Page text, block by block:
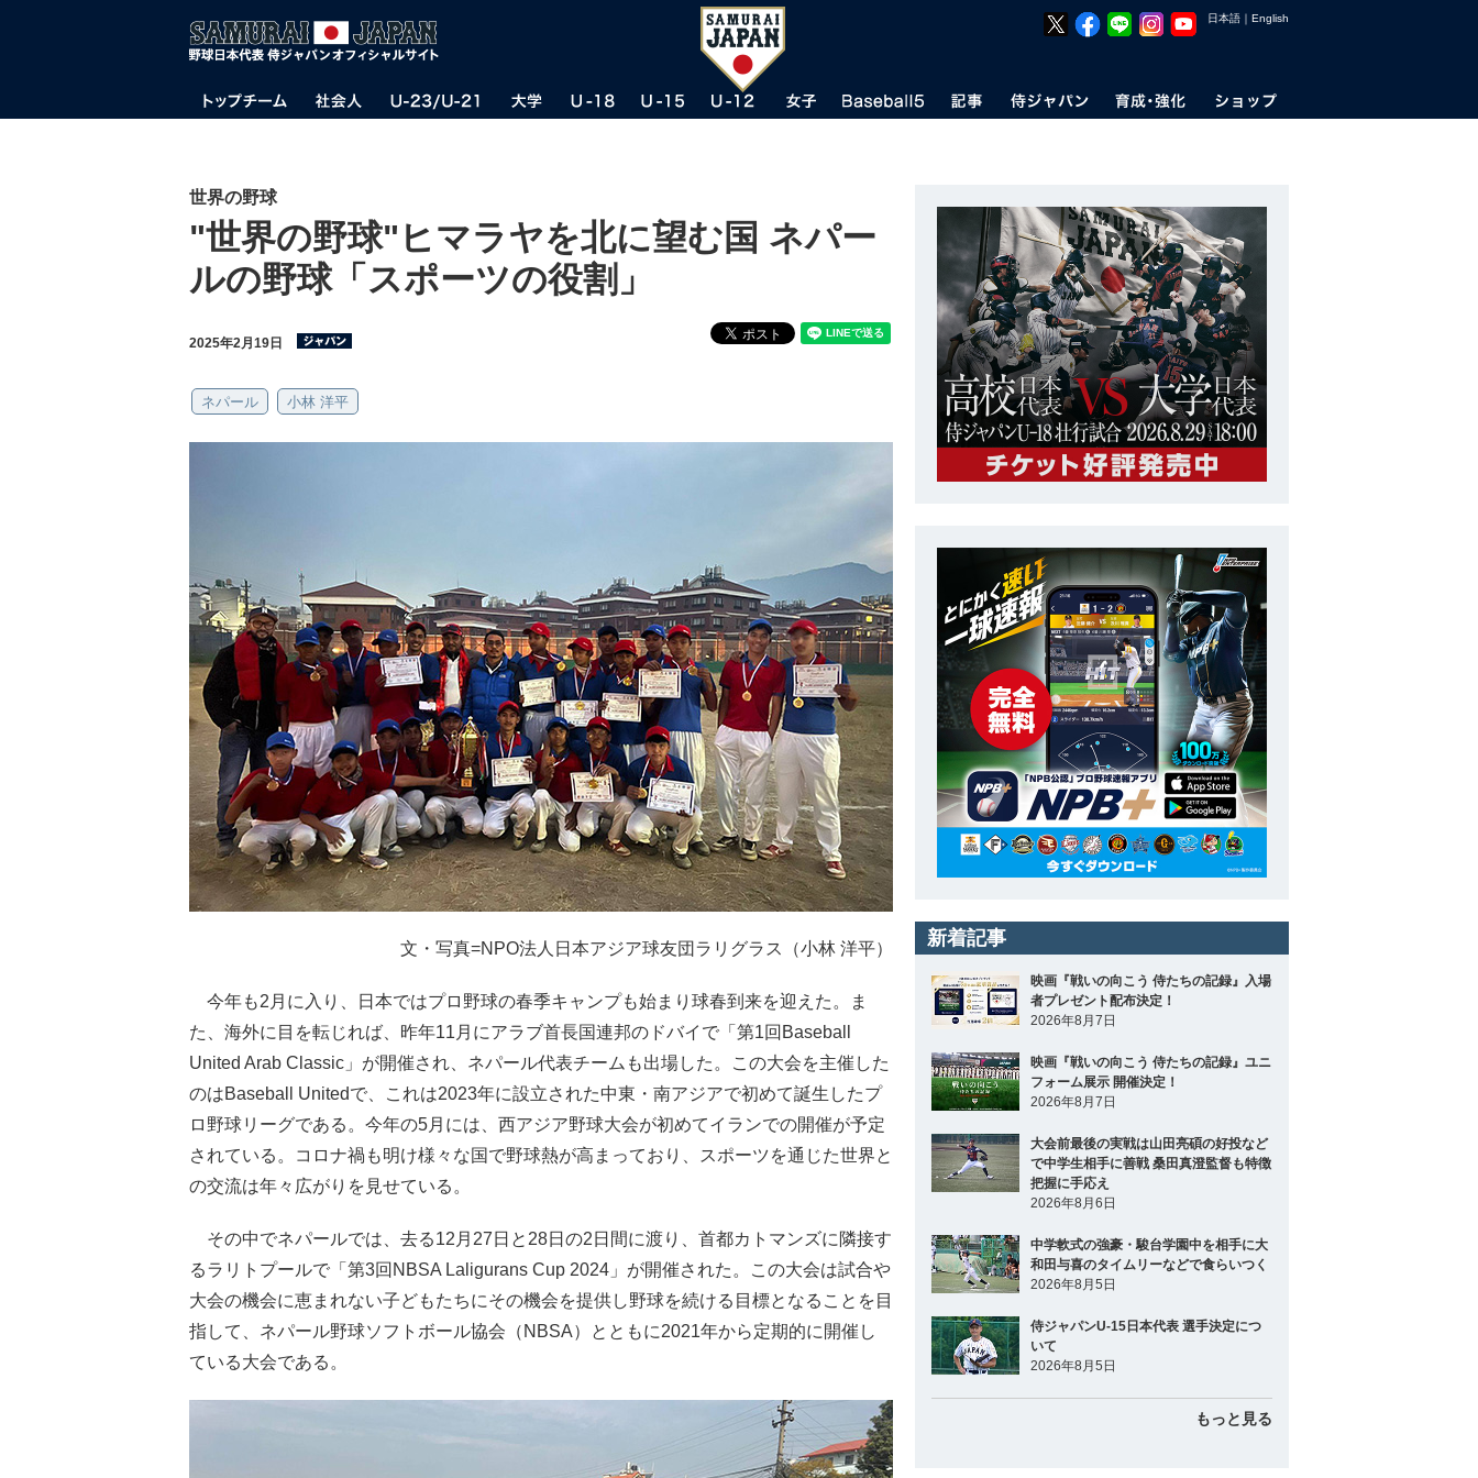
日本語 ｜ English
世界の野球
"世界の野球"ヒマラヤを北に望む国 ネパー
ルの野球「スポーツの役割」
2025年2月19日
ネパール 小林 洋平
文・写真=NPO法人日本アジア球友団ラリグラス（小林 洋平）
今年も2月に入り、日本ではプロ野球の春季キャンプも始まり球春到来を迎えた。ま
た、海外に目を転じれば、昨年11月にアラブ首長国連邦のドバイで「第1回Baseball
United Arab Classic」が開催され、ネパール代表チームも出場した。この大会を主催した
のはBaseball Unitedで、これは2023年に設立された中東・南アジアで初めて誕生したプ
ロ野球リーグである。今年の5月には、西アジア野球大会が初めてイランでの開催が予定
されている。コロナ禍も明け様々な国で野球熱が高まっており、スポーツを通じた世界と
の交流は年々広がりを見せている。
その中でネパールでは、去る12月27日と28日の2日間に渡り、首都カトマンズに隣接す
るラリトプールで「第3回NBSA Laligurans Cup 2024」が開催された。この大会は試合や
大会の機会に恵まれない子どもたちにその機会を提供し野球を続ける目標となることを目
指して、ネパール野球ソフトボール協会（NBSA）とともに2021年から定期的に開催し
ている大会である。
新着記事
映画『戦いの向こう 侍たちの記録』入場
者プレゼント配布決定！
2026年8月7日
映画『戦いの向こう 侍たちの記録』ユニ
フォーム展示 開催決定！
2026年8月7日
大会前最後の実戦は山田亮碩の好投など
で中学生相手に善戦 桑田真澄監督も特徴
把握に手応え
2026年8月6日
中学軟式の強豪・駿台学園中を相手に大
和田与喜のタイムリーなどで食らいつく
2026年8月5日
侍ジャパンU-15日本代表 選手決定につ
いて
2026年8月5日
もっと見る